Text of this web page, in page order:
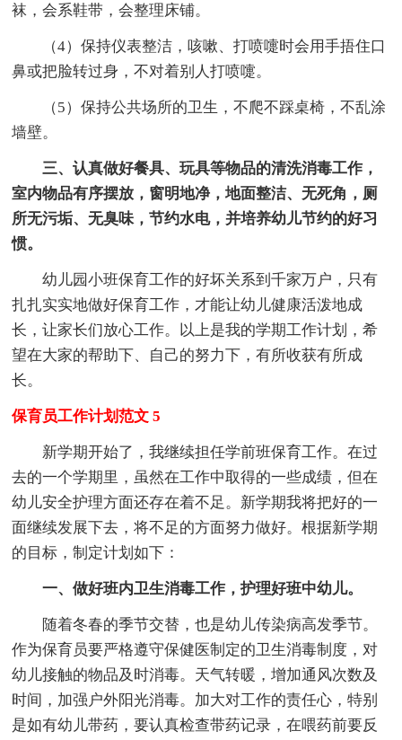
袜，会系鞋带，会整理床铺。
（4）保持仪表整洁，咳嗽、打喷嚏时会用手捂住口
鼻或把脸转过身，不对着别人打喷嚏。
（5）保持公共场所的卫生，不爬不踩桌椅，不乱涂
墙壁。
三、认真做好餐具、玩具等物品的清洗消毒工作，
室内物品有序摆放，窗明地净，地面整洁、无死角，厕
所无污垢、无臭味，节约水电，并培养幼儿节约的好习
惯。
幼儿园小班保育工作的好坏关系到千家万户，只有
扎扎实实地做好保育工作，才能让幼儿健康活泼地成
长，让家长们放心工作。以上是我的学期工作计划，希
望在大家的帮助下、自己的努力下，有所收获有所成
长。
保育员工作计划范文 5
新学期开始了，我继续担任学前班保育工作。在过
去的一个学期里，虽然在工作中取得的一些成绩，但在
幼儿安全护理方面还存在着不足。新学期我将把好的一
面继续发展下去，将不足的方面努力做好。根据新学期
的目标，制定计划如下：
一、做好班内卫生消毒工作，护理好班中幼儿。
随着冬春的季节交替，也是幼儿传染病高发季节。
作为保育员要严格遵守保健医制定的卫生消毒制度，对
幼儿接触的物品及时消毒。天气转暖，增加通风次数及
时间，加强户外阳光消毒。加大对工作的责任心，特别
是如有幼儿带药，要认真检查带药记录，在喂药前要反